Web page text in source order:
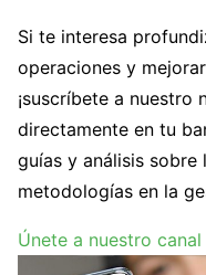
Si te interesa
operaciones y
¡suscríbete a nuestro
directamente en tu
guías y análisis sobre
metodologías en la
Únete a nuestro